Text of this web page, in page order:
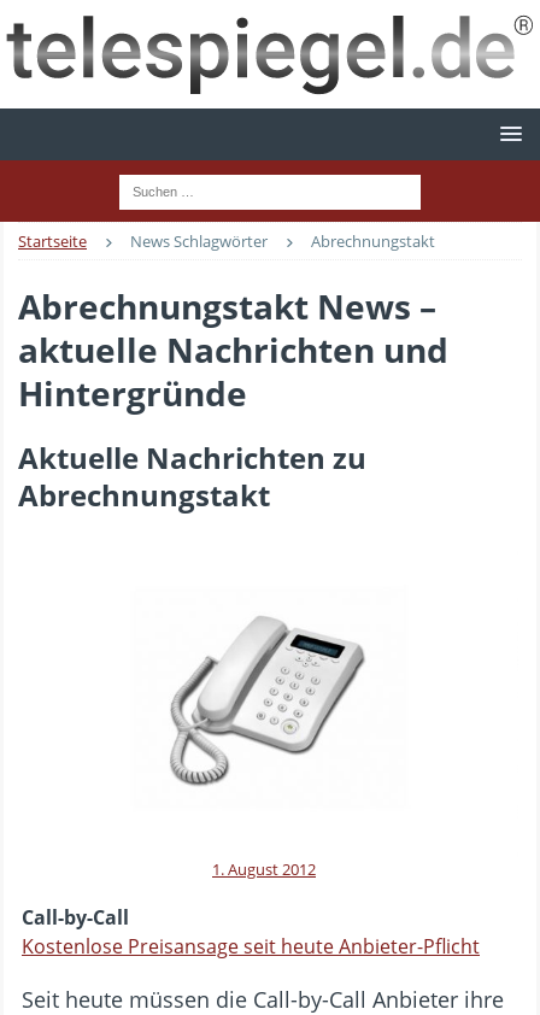
Startseite News Schlagwörter Abrechnungstakt
Abrechnungstakt News –
aktuelle Nachrichten und
Hintergründe
Aktuelle Nachrichten zu
Abrechnungstakt
1. August 2012
Call-by-Call
Kostenlose Preisansage seit heute Anbieter-Pflicht
Seit heute müssen die Call-by-Call Anbieter ihre